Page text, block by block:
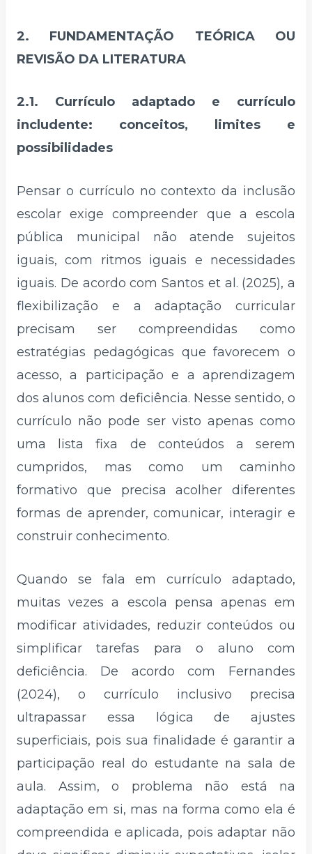
2. FUNDAMENTAÇÃO TEÓRICA OU
REVISÃO DA LITERATURA
2.1. Currículo adaptado e currículo
includente: conceitos, limites e
possibilidades
Pensar o currículo no contexto da inclusão
escolar exige compreender que a escola
pública municipal não atende sujeitos
iguais, com ritmos iguais e necessidades
iguais. De acordo com Santos et al. (2025), a
flexibilização e a adaptação curricular
precisam ser compreendidas como
estratégias pedagógicas que favorecem o
acesso, a participação e a aprendizagem
dos alunos com deficiência. Nesse sentido, o
currículo não pode ser visto apenas como
uma lista fixa de conteúdos a serem
cumpridos, mas como um caminho
formativo que precisa acolher diferentes
formas de aprender, comunicar, interagir e
construir conhecimento.
Quando se fala em currículo adaptado,
muitas vezes a escola pensa apenas em
modificar atividades, reduzir conteúdos ou
simplificar tarefas para o aluno com
deficiência. De acordo com Fernandes
(2024), o currículo inclusivo precisa
ultrapassar essa lógica de ajustes
superficiais, pois sua finalidade é garantir a
participação real do estudante na sala de
aula. Assim, o problema não está na
adaptação em si, mas na forma como ela é
compreendida e aplicada, pois adaptar não